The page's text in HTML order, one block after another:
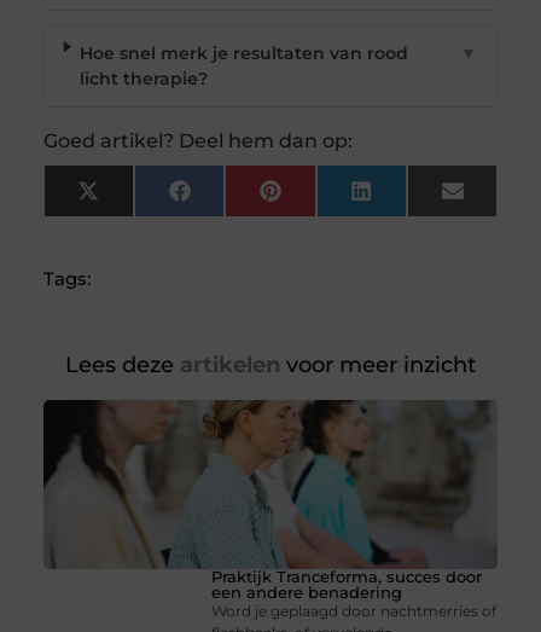
Hoe snel merk je resultaten van rood
licht therapie?
▼
Goed artikel? Deel hem dan op:
X
(Twitter)
FacebookPinterest LinkedIn Email
Tags:
Lees deze artikelen voor meer inzicht
Praktijk Tranceforma, succes door
een andere benadering
Word je geplaagd door nachtmerries of